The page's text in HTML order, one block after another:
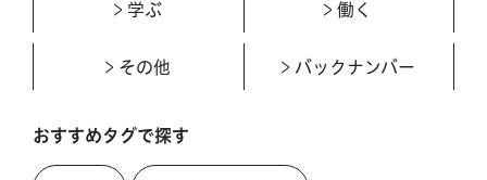
学ぶ 働く
その他 バックナンバー
おすすめタグで探す